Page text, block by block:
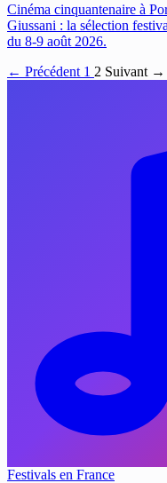
Cinéma cinquantenaire à
Giussani : la sélection
du 8-9 août 2026.
← Précédent 1 2 Suivant →
Festivals en France